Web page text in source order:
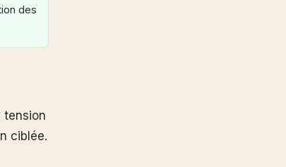
des
tension
ciblée.